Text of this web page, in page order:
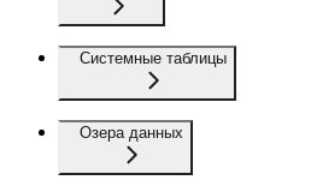
Системные таблицы
Озера данных